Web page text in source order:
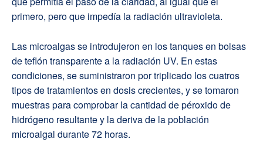
primero, pero que impedía la radiación ultravioleta.
Las microalgas se introdujeron en los tanques en bolsas
de teflón transparente a la radiación UV. En estas
condiciones, se suministraron por triplicado los cuatros
tipos de tratamientos en dosis crecientes, y se tomaron
muestras para comprobar la cantidad de péroxido de
hidrógeno resultante y la deriva de la población
microalgal durante 72 horas.